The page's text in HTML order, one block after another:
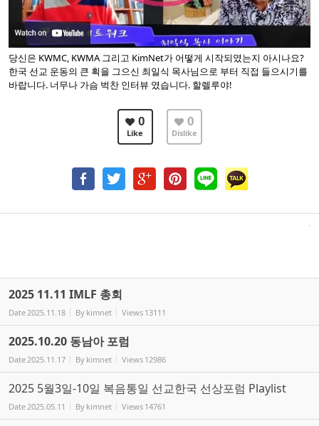
당신은 KWMC, KWMA 그리고 KimNet가 어떻게 시작되였는지 아시나요?
한국 선교 운동의 큰 획을 그으신 최일식 목사님으로 부터 직접 들으시기를
바랍니다. 너무나 가슴 벅찬 인터뷰 였습니다. 할렐루야!
0
Like
0
Dislike
2025 11.11 IMLF 총회
Date 2025.11.18 By kimnet Views 13111
2025.10.20 동남아 포럼
Date 2025.11.17 By kimnet Views 12986
2025 5월3일-10일 복음통일 선교한국 선상포럼 Playlist
Date 2025.05.11 By kimnet Views 14761